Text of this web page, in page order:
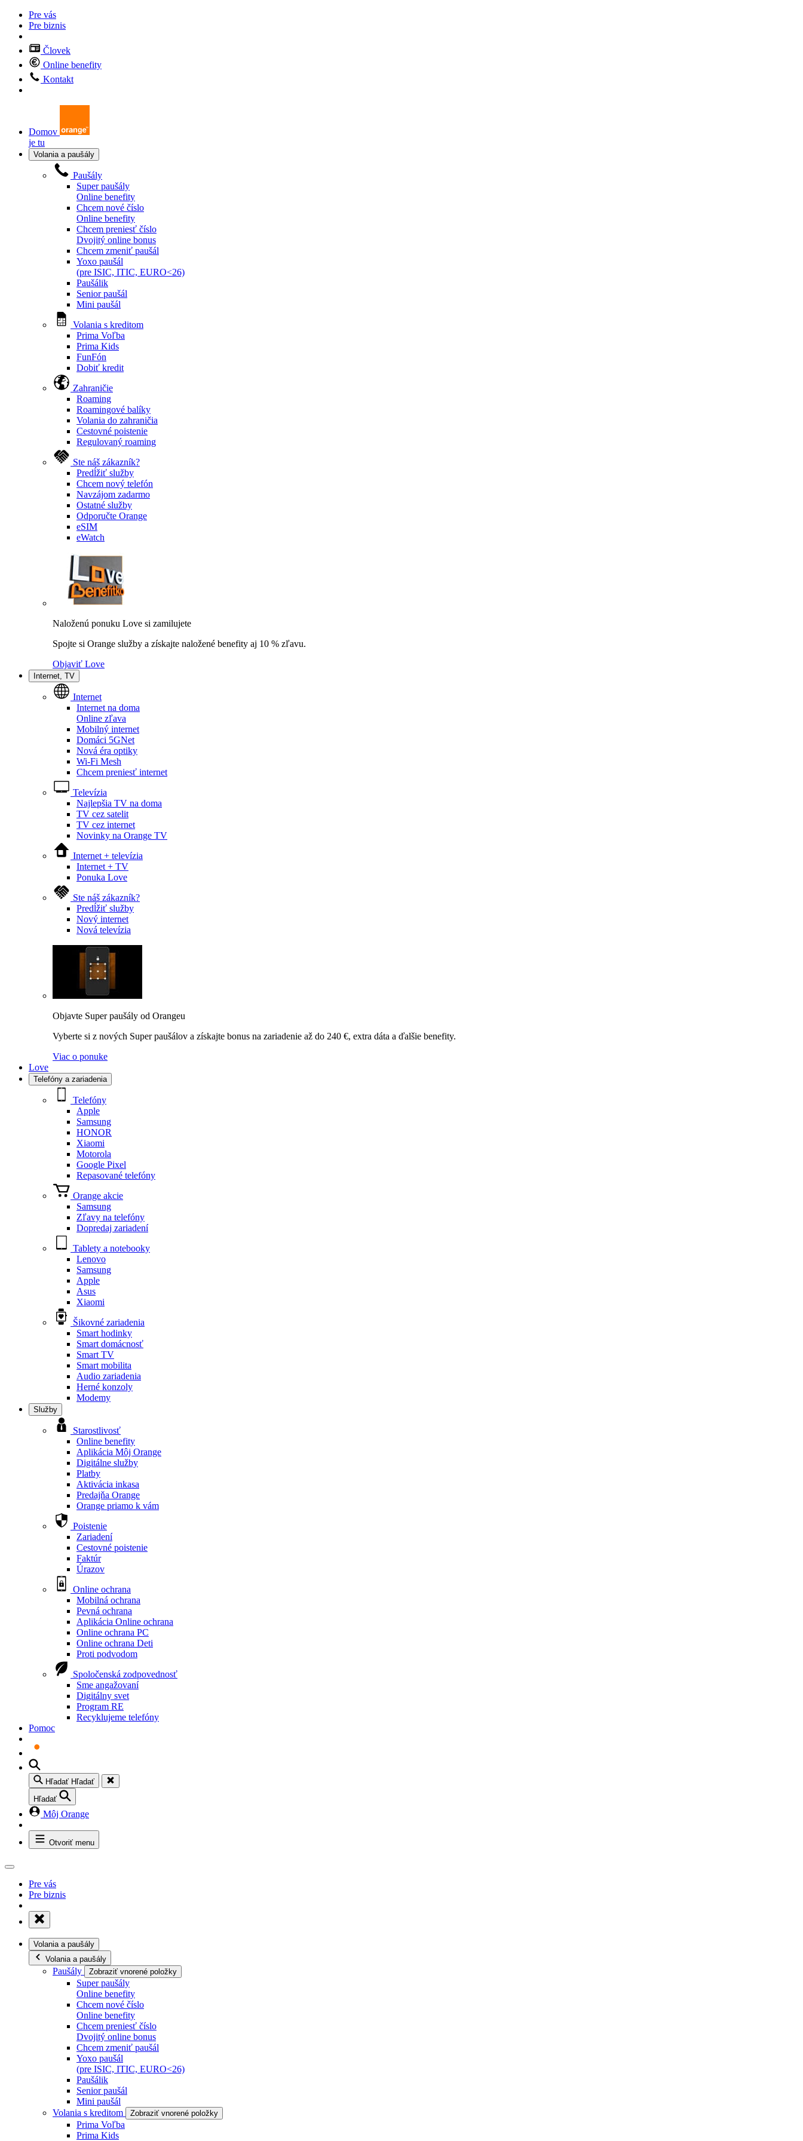
Pre vás
Pre biznis
Človek
Online benefity
Kontakt
Domov
je tu
Volania a paušály
Paušály
Super paušály
Online benefity
Chcem nové číslo
Online benefity
Chcem preniesť číslo
Dvojitý online bonus
Chcem zmeniť paušál
Yoxo paušál
(pre ISIC, ITIC, EURO<26)
Paušálik
Senior paušál
Mini paušál
Volania s kreditom
Prima Voľba
Prima Kids
FunFón
Dobiť kredit
Zahraničie
Roaming
Roamingové balíky
Volania do zahraničia
Cestovné poistenie
Regulovaný roaming
Ste náš zákazník?
Predĺžiť služby
Chcem nový telefón
Navzájom zadarmo
Ostatné služby
Odporučte Orange
eSIM
eWatch
Naloženú ponuku Love si zamilujete
Spojte si Orange služby a získajte naložené benefity aj 10 % zľavu.
Objaviť Love
Internet, TV
Internet
Internet na doma
Online zľava
Mobilný internet
Domáci 5GNet
Nová éra optiky
Wi-Fi Mesh
Chcem preniesť internet
Televízia
Najlepšia TV na doma
TV cez satelit
TV cez internet
Novinky na Orange TV
Internet + televízia
Internet + TV
Ponuka Love
Ste náš zákazník?
Predĺžiť služby
Nový internet
Nová televízia
Objavte Super paušály od Orangeu
Vyberte si z nových Super paušálov a získajte bonus na zariadenie až do 240 €, extra dáta a ďalšie benefity.
Viac o ponuke
Love
Telefóny a zariadenia
Telefóny
Apple
Samsung
HONOR
Xiaomi
Motorola
Google Pixel
Repasované telefóny
Orange akcie
Samsung
Zľavy na telefóny
Dopredaj zariadení
Tablety a notebooky
Lenovo
Samsung
Apple
Asus
Xiaomi
Šikovné zariadenia
Smart hodinky
Smart domácnosť
Smart TV
Smart mobilita
Audio zariadenia
Herné konzoly
Modemy
Služby
Starostlivosť
Online benefity
Aplikácia Môj Orange
Digitálne služby
Platby
Aktivácia inkasa
Predajňa Orange
Orange priamo k vám
Poistenie
Zariadení
Cestovné poistenie
Faktúr
Úrazov
Online ochrana
Mobilná ochrana
Pevná ochrana
Aplikácia Online ochrana
Online ochrana PC
Online ochrana Deti
Proti podvodom
Spoločenská zodpovednosť
Sme angažovaní
Digitálny svet
Program RE
Recyklujeme telefóny
Pomoc
Hľadať Hľadať
Hľadať
Môj Orange
Otvoriť menu
Pre vás
Pre biznis
Volania a paušály
Volania a paušály
Paušály Zobraziť vnorené položky
Super paušály
Online benefity
Chcem nové číslo
Online benefity
Chcem preniesť číslo
Dvojitý online bonus
Chcem zmeniť paušál
Yoxo paušál
(pre ISIC, ITIC, EURO<26)
Paušálik
Senior paušál
Mini paušál
Volania s kreditom
Zobraziť vnorené položky
Prima Voľba
Prima Kids